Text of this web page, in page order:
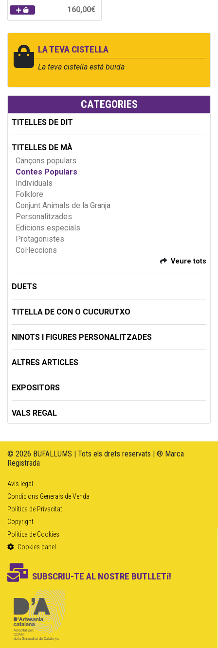
LA TEVA CISTELLA
La teva cistella està buida
CATEGORIES
TITELLES DE DIT
TITELLES DE MÀ
Cançons populars
Contes Populars
Individuals
Folklore
Conjunt Animals de la Granja
Personalitzades
Edicions especials
Protagonistes
Col·leccions
Veure tots
DUETS
TITELLA DE CON O CUCURUTXO
NINOTS I FIGURES PERSONALITZADES
ALTRES ARTICLES
EXPOSITORS
VALS REGAL
160,00€
© 2026 BUFALLUMS | Tots els drets reservats | ® Marca
Registrada
Avís legal
Condicions Generals de Venda
Política de Privacitat
Copyright
Política de Cookies
Cookies panel
SUBSCRIU-TE AL NOSTRE BUTLLETí!